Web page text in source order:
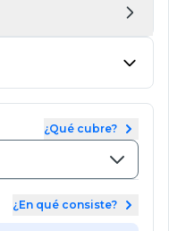
¿Qué cubre?
¿En qué consiste?